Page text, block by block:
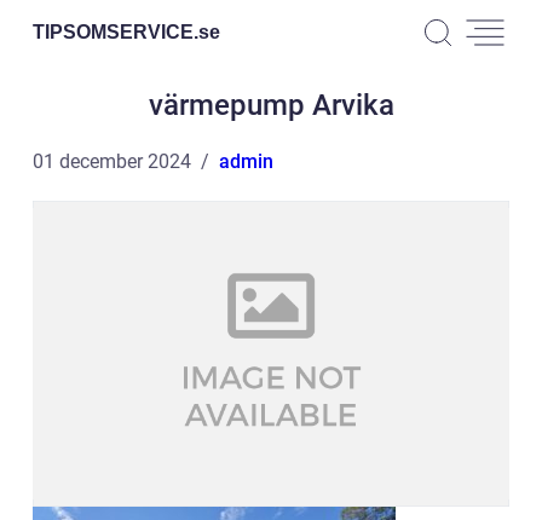
TIPSOMSERVICE.se
värmepump Arvika
01 december 2024 admin